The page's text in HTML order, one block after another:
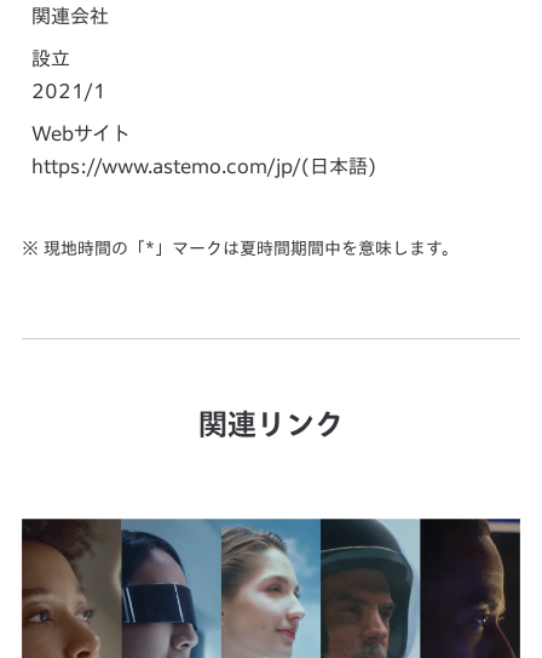
関連会社
設立
2021/1
Webサイト
https://www.astemo.com/jp/(日本語)
※ 現地時間の「*」マークは夏時間期間中を意味します。
関連リンク